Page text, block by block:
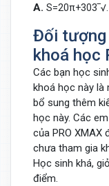
A. S=20π+303‾√
Đối tượng
khoá học
Các bạn học
khoá học này là
bổ sung thêm
học này. Các
của PRO XMAX
chưa tham gia
Học sinh khá,
điểm.